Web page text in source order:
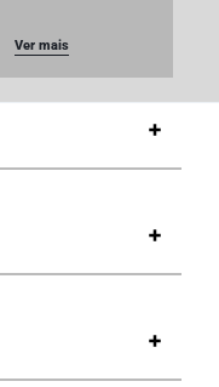
Ver mais